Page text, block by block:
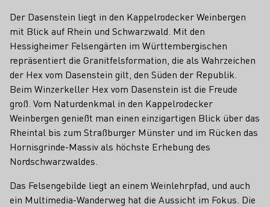
Der Dasenstein liegt in den Kappelrodecker Weinbergen
mit Blick auf Rhein und Schwarzwald. Mit den
Hessigheimer Felsengärten im Württembergischen
repräsentiert die Granitfelsformation, die als Wahrzeichen
der Hex vom Dasenstein gilt, den Süden der Republik.
Beim Winzerkeller Hex vom Dasenstein ist die Freude
groß. Vom Naturdenkmal in den Kappelrodecker
Weinbergen genießt man einen einzigartigen Blick über das
Rheintal bis zum Straßburger Münster und im Rücken das
Hornisgrinde-Massiv als höchste Erhebung des
Nordschwarzwaldes.
Das Felsengebilde liegt an einem Weinlehrpfad, und auch
ein Multimedia-Wanderweg hat die Aussicht im Fokus. Die